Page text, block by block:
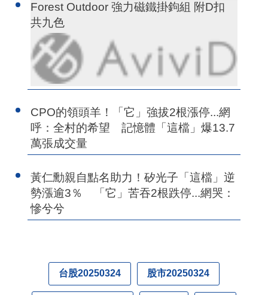
Forest Outdoor 強力磁鐵掛鉤組 附D扣
共九色
CPO的領頭羊！「它」強拔2根漲停...網
呼：全村的希望 記憶體「這檔」爆13.7
萬張成交量
黃仁勳親自點名助力！矽光子「這檔」逆
勢漲逾3％ 「它」苦吞2根跌停...網哭：
慘兮兮
台股20250324 股市20250324